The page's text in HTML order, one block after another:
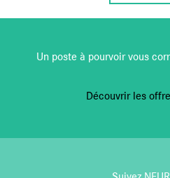
Un poste à pourvoir vous
Découvrir les